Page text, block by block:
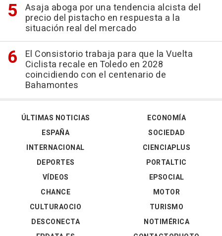
Asaja aboga por una tendencia alcista del
precio del pistacho en respuesta a la
situación real del mercado
El Consistorio trabaja para que la Vuelta
Ciclista recale en Toledo en 2028
coincidiendo con el centenario de
Bahamontes
ÚLTIMAS NOTICIAS
ESPAÑA
INTERNACIONAL
DEPORTES
VÍDEOS
ECONOMÍA
SOCIEDAD
CIENCIAPLUS
PORTALTIC
EPSOCIAL
CHANCE
CULTURAOCIO
DESCONECTA
MOTOR
TURISMO
NOTIMÉRICA